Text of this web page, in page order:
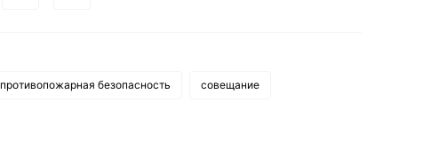
противопожарная безопасность совещание